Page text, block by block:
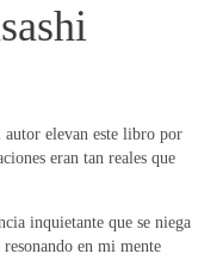
elevan este libro por
eran tan reales que
inquietante que se niega
resonando en mi mente